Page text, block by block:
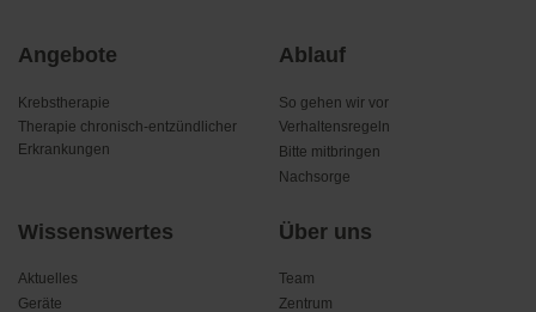
überspringen
Angebote
Krebstherapie
Therapie chronisch-entzündlicher
Erkrankungen
Ablauf
So gehen wir vor
Verhaltensregeln
Bitte mitbringen
Nachsorge
Wissenswertes
Aktuelles
Geräte
Über uns
Team
Zentrum